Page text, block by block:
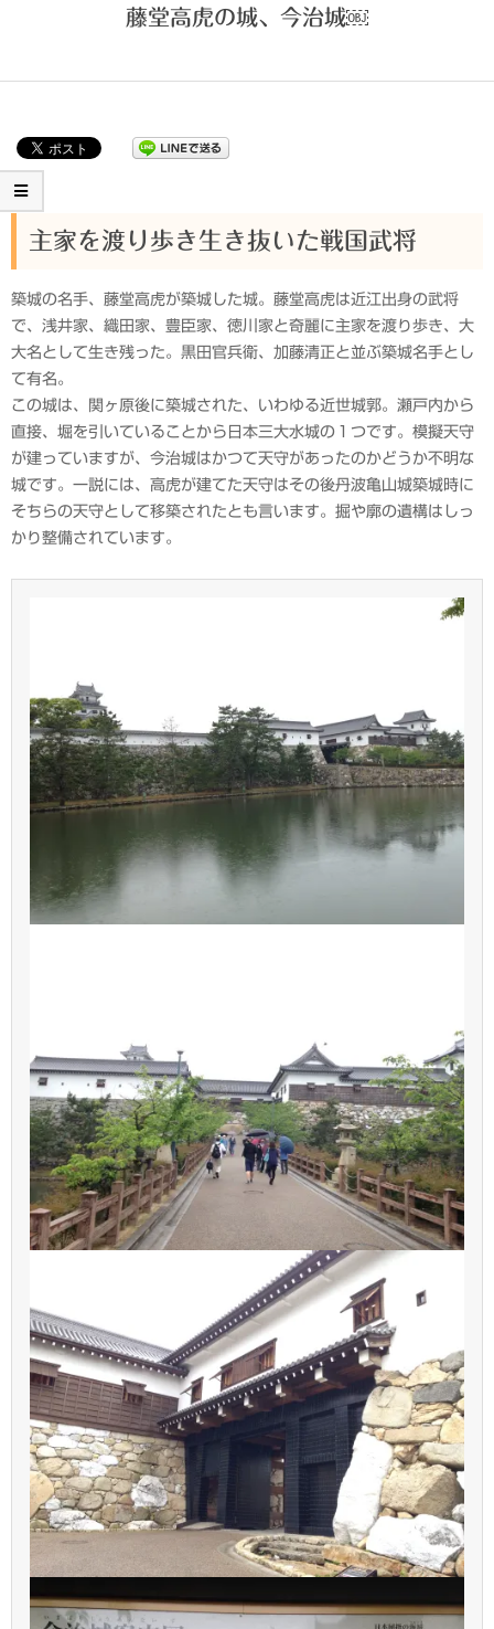
衆
藤堂高虎の城、今治城￼
主家を渡り歩き生き抜いた戦国武将
築城の名手、藤堂高虎が築城した城。藤堂高虎は近江出身の武将
で、浅井家、織田家、豊臣家、徳川家と奇麗に主家を渡り歩き、大
大名として生き残った。黒田官兵衛、加藤清正と並ぶ築城名手とし
て有名。
この城は、関ヶ原後に築城された、いわゆる近世城郭。瀬戸内から
直接、堀を引いていることから日本三大水城の１つです。模擬天守
が建っていますが、今治城はかつて天守があったのかどうか不明な
城です。一説には、高虎が建てた天守はその後丹波亀山城築城時に
そちらの天守として移築されたとも言います。掘や廓の遺構はしっ
かり整備されています。